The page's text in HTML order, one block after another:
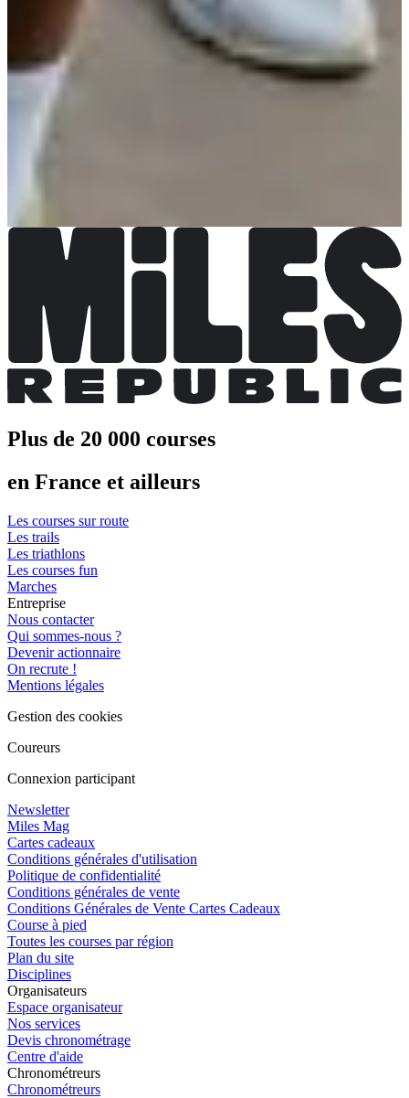
CAL Lisieux
Plus de 20 000 courses
en France et ailleurs
Les courses sur route
Les trails
Les triathlons
Les courses fun
Marches
Entreprise
Nous contacter
Qui sommes-nous ?
Devenir actionnaire
On recrute !
Mentions légales
Gestion des cookies
Coureurs
Connexion participant
Newsletter
Miles Mag
Cartes cadeaux
Conditions générales d'utilisation
Politique de confidentialité
Conditions générales de vente
Conditions Générales de Vente Cartes Cadeaux
Course à pied
Toutes les courses par région
Plan du site
Disciplines
Organisateurs
Espace organisateur
Nos services
Devis chronométrage
Centre d'aide
Chronométreurs
Chronométreurs